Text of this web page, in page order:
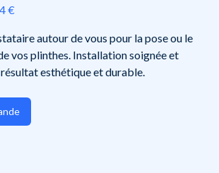
€
autour de vous pour la pose ou le
vos plinthes. Installation soignée et
esthétique et durable.